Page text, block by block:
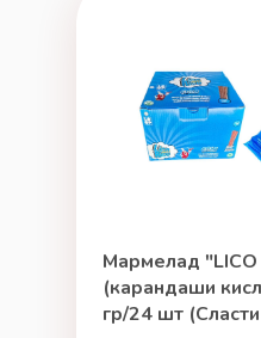
Мармелад "LICO
(карандаши
гр/24 шт